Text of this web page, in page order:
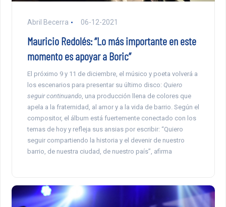
Abril Becerra 06-12-2021
Mauricio Redolés: “Lo más importante en este
momento es apoyar a Boric”
El próximo 9 y 11 de diciembre, el músico y poeta volverá a
los escenarios para presentar su último disco: Quiero
seguir continuando, una producción llena de colores que
apela a la fraternidad, al amor y a la vida de barrio. Según el
compositor, el álbum está fuertemente conectado con los
temas de hoy y refleja sus ansias por escribir: “Quiero
seguir compartiendo la historia y el devenir de nuestro
barrio, de nuestra ciudad, de nuestro país”, afirma